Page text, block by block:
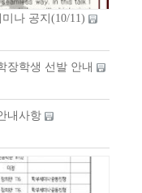
나 공지(10/11)
장학생 선발 안내
내사항